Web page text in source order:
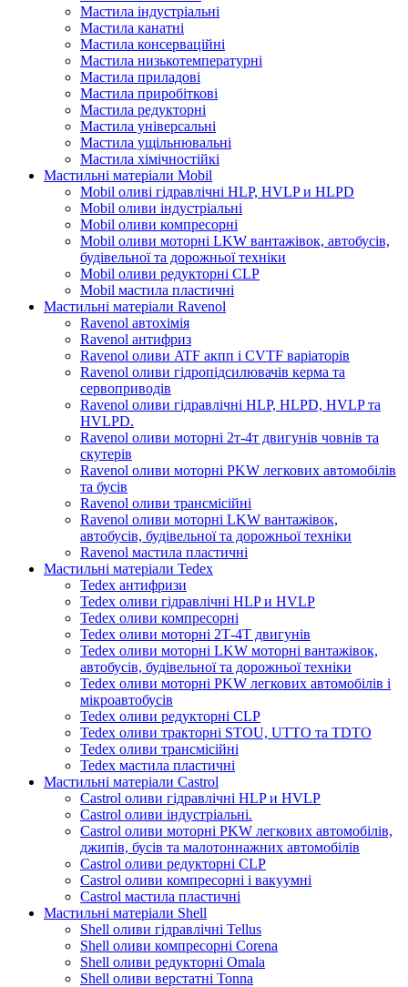
Мастила індустріальні
Мастила канатні
Мастила консерваційні
Мастила низькотемпературні
Мастила приладові
Мастила приробіткові
Мастила редукторні
Мастила універсальні
Мастила ущільнювальні
Мастила хімічностійкі
Мастильні матеріали Mobil
Mobil оливі гідравлічні HLP, HVLP и HLPD
Mobil оливи індустріальні
Mobil оливи компресорні
Mobil оливи моторні LKW вантажівок, автобусів,
будівельної та дорожньої техніки
Mobil оливи редукторні CLP
Mobil мастила пластичні
Мастильні матеріали Ravenol
Ravenol автохімія
Ravenol антифриз
Ravenol оливи ATF акпп і CVTF варіаторів
Ravenol оливи гідропідсилювачів керма та
сервоприводів
Ravenol оливи гідравлічні HLP, HLPD, HVLP та
HVLPD.
Ravenol оливи моторні 2т-4т двигунів човнів та
скутерів
Ravenol оливи моторні PKW легкових автомобілів
та бусів
Ravenol оливи трансмісійні
Ravenol оливи моторні LKW вантажівок,
автобусів, будівельної та дорожньої техніки
Ravenol мастила пластичні
Мастильні матеріали Tedex
Tedex антифризи
Tedex оливи гідравлічні HLP и HVLP
Tedex оливи компресорні
Tedex оливи моторні 2Т-4Т двигунів
Tedex оливи моторні LKW моторні вантажівок,
автобусів, будівельної та дорожньої техніки
Tedex оливи моторні PKW легкових автомобілів і
мікроавтобусів
Tedex оливи редукторні CLP
Tedex оливи тракторні STOU, UTTO та TDTO
Tedex оливи трансмісійні
Tedex мастила пластичні
Мастильні матеріали Castrol
Castrol оливи гідравлічні HLP и HVLP
Castrol оливи індустріальні.
Castrol оливи моторні PKW легкових автомобілів,
джипів, бусів та малотоннажних автомобілів
Castrol оливи редукторні CLP
Castrol оливи компресорні і вакуумні
Castrol мастила пластичні
Мастильні матеріали Shell
Shell оливи гідравлічні Tellus
Shell оливи компресорні Corena
Shell оливи редукторні Omala
Shell оливи верстатні Tonna